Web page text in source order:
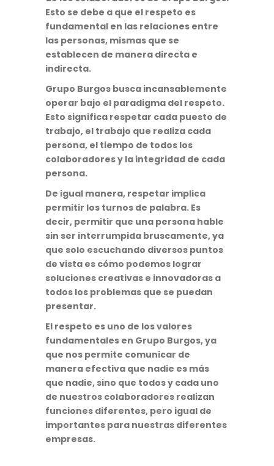
Esto se debe a que el respeto es
fundamental en las relaciones entre
las personas, mismas que se
establecen de manera directa e
indirecta.
Grupo Burgos busca incansablemente
operar bajo el paradigma del respeto.
Esto significa respetar cada puesto de
trabajo, el trabajo que realiza cada
persona, el tiempo de todos los
colaboradores y la integridad de cada
persona.
De igual manera, respetar implica
permitir los turnos de palabra. Es
decir, permitir que una persona hable
sin ser interrumpida bruscamente, ya
que solo escuchando diversos puntos
de vista es cómo podemos lograr
soluciones creativas e innovadoras a
todos los problemas que se puedan
presentar.
El respeto es uno de los valores
fundamentales en Grupo Burgos, ya
que nos permite comunicar de
manera efectiva que nadie es más
que nadie, sino que todos y cada uno
de nuestros colaboradores realizan
funciones diferentes, pero igual de
importantes para nuestras diferentes
empresas.